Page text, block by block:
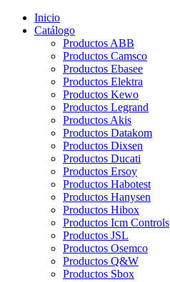
Inicio
Catálogo
Productos ABB
Productos Camsco
Productos Ebasee
Productos Elektra
Productos Kewo
Productos Legrand
Productos Akis
Productos Datakom
Productos Dixsen
Productos Ducati
Productos Ersoy
Productos Habotest
Productos Hanysen
Productos Hibox
Productos Icm Controls
Productos JSL
Productos Osemco
Productos Q&W
Productos Sbox